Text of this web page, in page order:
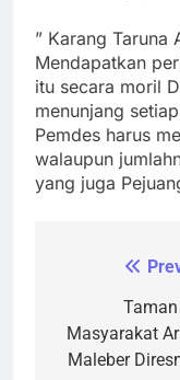
” Karang Taruna
Mendapatkan
itu secara moril
menunjang
Pemdes harus
walaupun
yang juga
Navigasi
Masyarakat
Maleber